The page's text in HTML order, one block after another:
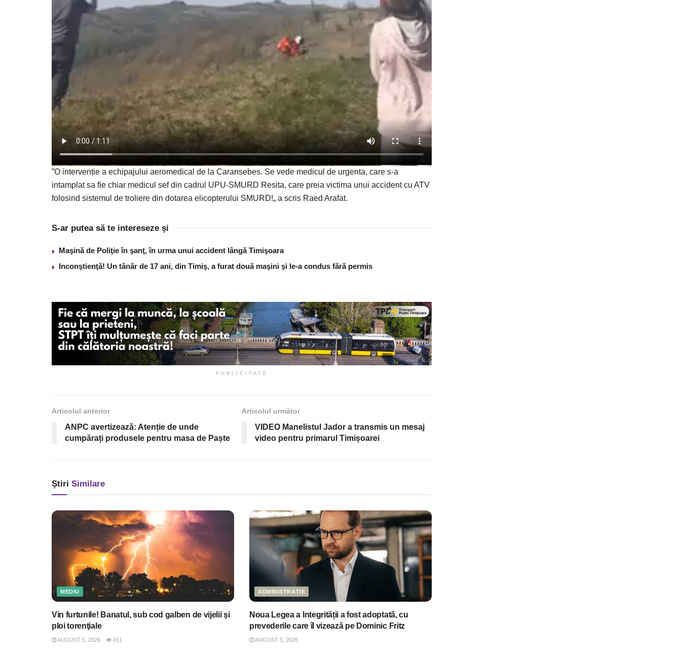
”O intervenție a echipajului aeromedical de la Caransebes. Se vede medicul de urgenta, care s-a
intamplat sa fie chiar medicul sef din cadrul UPU-SMURD Resita, care preia victima unui accident cu ATV
folosind sistemul de troliere din dotarea elicopterului SMURD!„ a scris Raed Arafat.
S-ar putea să te intereseze și
Maşină de Poliţie în şanţ, în urma unui accident lângă Timişoara
Inconştienţă! Un tânăr de 17 ani, din Timiş, a furat două maşini şi le-a condus fără permis
PUBLICITATE
Articolul anterior
ANPC avertizează: Atenție de unde
cumpărați produsele pentru masa de Paște
Articolul următor
VIDEO Manelistul Jador a transmis un mesaj
video pentru primarul Timișoarei
Știri Similare
MEDIU
Vin furtunile! Banatul, sub cod galben de vijelii şi
ploi torenţiale
AUGUST 5, 2026 411
ADMINISTRAȚIE
Noua Legea a Integrității a fost adoptată, cu
prevederile care îl vizează pe Dominic Fritz
AUGUST 5, 2026